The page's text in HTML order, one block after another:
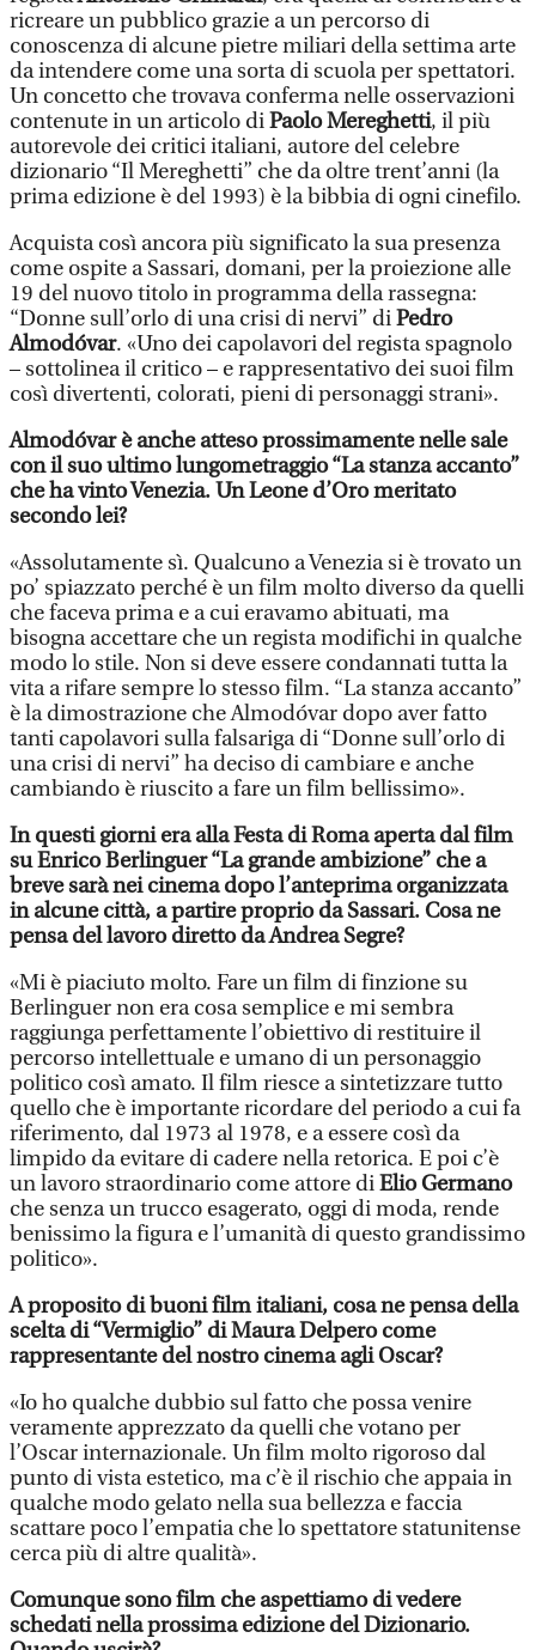
ricreare un pubblico grazie a un percorso di
conoscenza di alcune pietre miliari della settima arte
da intendere come una sorta di scuola per spettatori.
Un concetto che trovava conferma nelle osservazioni
contenute in un articolo diPaolo Mereghetti, il più
autorevole dei critici italiani, autore del celebre
dizionario “Il Mereghetti” che da oltre trent’anni (la
prima edizione è del 1993) è la bibbia di ogni cinefilo.
Acquista così ancora più significato la sua presenza
come ospite a Sassari, domani, per la proiezione alle
19 del nuovo titolo in programma della rassegna:
“Donne sull’orlo di una crisi di nervi” diPedro
Almodóvar. «Uno dei capolavori del regista spagnolo
– sottolinea il critico – e rappresentativo dei suoi film
così divertenti, colorati, pieni di personaggi strani».
Almodóvar è anche atteso prossimamente nelle sale
con il suo ultimo lungometraggio “La stanza accanto”
che ha vinto Venezia. Un Leone d’Oro meritato
secondo lei?
«Assolutamente sì. Qualcuno a Venezia si è trovato un
po’ spiazzato perché è un film molto diverso da quelli
che faceva prima e a cui eravamo abituati, ma
bisogna accettare che un regista modifichi in qualche
modo lo stile. Non si deve essere condannati tutta la
vita a rifare sempre lo stesso film. “La stanza accanto”
è la dimostrazione che Almodóvar dopo aver fatto
tanti capolavori sulla falsariga di “Donne sull’orlo di
una crisi di nervi” ha deciso di cambiare e anche
cambiando è riuscito a fare un film bellissimo».
In questi giorni era alla Festa di Roma aperta dal film
su Enrico Berlinguer “La grande ambizione” che a
breve sarà nei cinema dopo l’anteprima organizzata
in alcune città, a partire proprio da Sassari. Cosa ne
pensa del lavoro diretto da Andrea Segre?
«Mi è piaciuto molto. Fare un film di finzione su
Berlinguer non era cosa semplice e mi sembra
raggiunga perfettamente l’obiettivo di restituire il
percorso intellettuale e umano di un personaggio
politico così amato. Il film riesce a sintetizzare tutto
quello che è importante ricordare del periodo a cui fa
riferimento, dal 1973 al 1978, e a essere così da
limpido da evitare di cadere nella retorica. E poi c’è
un lavoro straordinario come attore diElio Germano
che senza un trucco esagerato, oggi di moda, rende
benissimo la figura e l’umanità di questo grandissimo
politico».
A proposito di buoni film italiani, cosa ne pensa della
scelta di “Vermiglio” di Maura Delpero come
rappresentante del nostro cinema agli Oscar?
«Io ho qualche dubbio sul fatto che possa venire
veramente apprezzato da quelli che votano per
l’Oscar internazionale. Un film molto rigoroso dal
punto di vista estetico, ma c’è il rischio che appaia in
qualche modo gelato nella sua bellezza e faccia
scattare poco l’empatia che lo spettatore statunitense
cerca più di altre qualità».
Comunque sono film che aspettiamo di vedere
schedati nella prossima edizione del Dizionario.